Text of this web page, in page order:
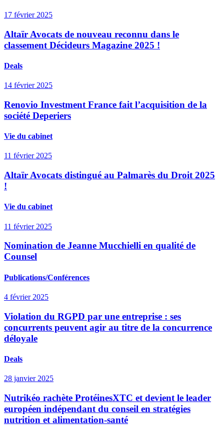
17 février 2025
Altaïr Avocats de nouveau reconnu dans le
classement Décideurs Magazine 2025 !
Deals
14 février 2025
Renovio Investment France fait l’acquisition de la
société Deperiers
Vie du cabinet
11 février 2025
Altaïr Avocats distingué au Palmarès du Droit 2025
!
Vie du cabinet
11 février 2025
Nomination de Jeanne Mucchielli en qualité de
Counsel
Publications/Conférences
4 février 2025
Violation du RGPD par une entreprise : ses
concurrents peuvent agir au titre de la concurrence
déloyale
Deals
28 janvier 2025
Nutrikéo rachète ProtéinesXTC et devient le leader
européen indépendant du conseil en stratégies
nutrition et alimentation-santé